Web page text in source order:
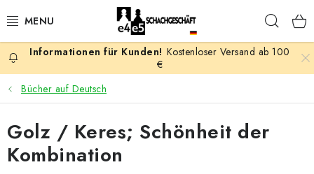
Inhalt
AKTION
SCHACHSPIELE
SCHACHFIGUREN
Kostenloser Versand ab 100
€
Bücher auf Deutsch
Golz / Keres; Schönheit der
Kombination